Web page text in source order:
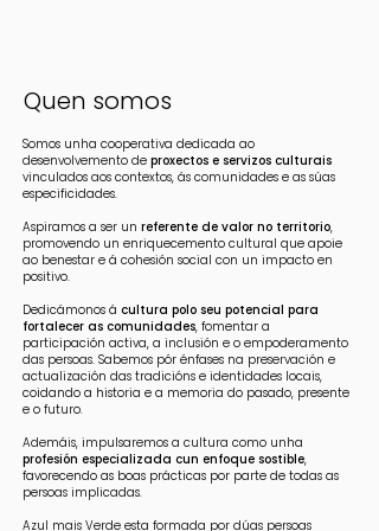
Quen somos
Somos unha cooperativa dedicada ao
desenvolvemento de proxectos e servizos culturais
vinculados aos contextos, ás comunidades e as súas
especificidades.
Aspiramos a ser un referente de valor no territorio,
promovendo un enriquecemento cultural que apoie
ao benestar e á cohesión social con un impacto en
positivo.
Dedicámonos á cultura polo seu potencial para
fortalecer as comunidades, fomentar a
participación activa, a inclusión e o empoderamento
das persoas. Sabemos pór énfases na preservación e
actualización das tradicións e identidades locais,
coidando a historia e a memoria do pasado, presente
e o futuro.
Ademáis, impulsaremos a cultura como unha
profesión especializada cun enfoque sostible,
favorecendo as boas prácticas por parte de todas as
persoas implicadas.
Azul mais Verde esta formada por dúas persoas